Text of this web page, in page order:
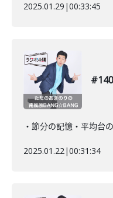
2025.01.29 |00:33:45
・節分の記憶・平均台
2025.01.22|00:31:34